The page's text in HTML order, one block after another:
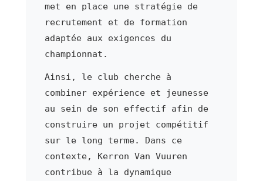
met en place une stratégie de
recrutement et de formation
adaptée aux exigences du
championnat.
Ainsi, le club cherche à
combiner expérience et jeunesse
au sein de son effectif afin de
construire un projet compétitif
sur le long terme. Dans ce
contexte, Kerron Van Vuuren
contribue à la dynamique